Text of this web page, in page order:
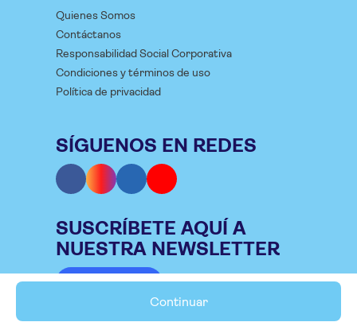
Continuar
Quienes Somos
Contáctanos
Responsabilidad Social Corporativa
Condiciones y términos de uso
Política de privacidad
SÍGUENOS EN REDES
SUSCRÍBETE AQUÍ A
NUESTRA NEWSLETTER
Suscríbete